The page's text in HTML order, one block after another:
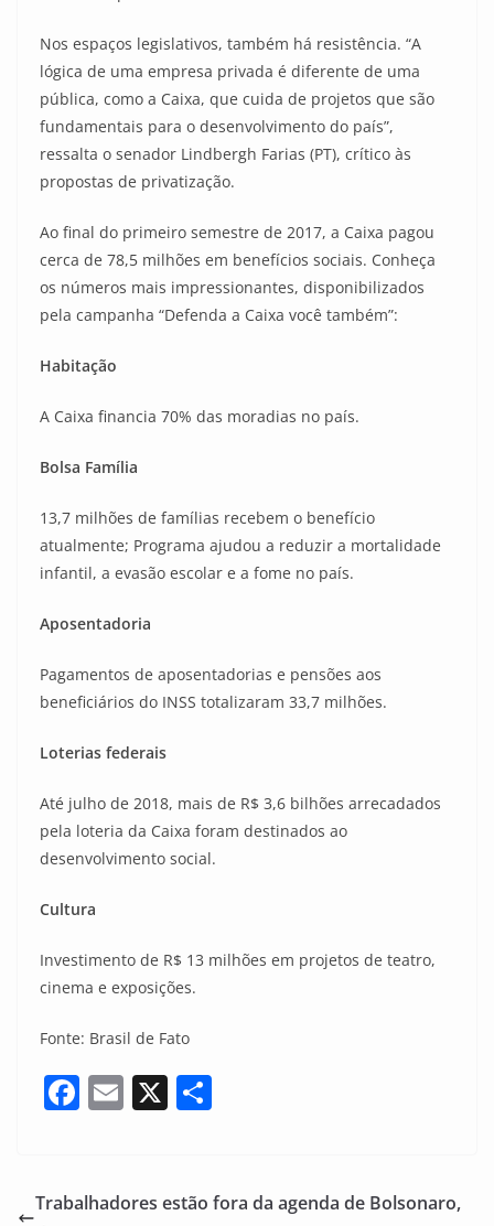
Nos espaços legislativos, também há resistência. “A
lógica de uma empresa privada é diferente de uma
pública, como a Caixa, que cuida de projetos que são
fundamentais para o desenvolvimento do país”,
ressalta o senador Lindbergh Farias (PT), crítico às
propostas de privatização.
Ao final do primeiro semestre de 2017, a Caixa pagou
cerca de 78,5 milhões em benefícios sociais. Conheça
os números mais impressionantes, disponibilizados
pela campanha “Defenda a Caixa você também”:
Habitação
A Caixa financia 70% das moradias no país.
Bolsa Família
13,7 milhões de famílias recebem o benefício
atualmente; Programa ajudou a reduzir a mortalidade
infantil, a evasão escolar e a fome no país.
Aposentadoria
Pagamentos de aposentadorias e pensões aos
beneficiários do INSS totalizaram 33,7 milhões.
Loterias federais
Até julho de 2018, mais de R$ 3,6 bilhões arrecadados
pela loteria da Caixa foram destinados ao
desenvolvimento social.
Cultura
Investimento de R$ 13 milhões em projetos de teatro,
cinema e exposições.
Fonte: Brasil de Fato
F
e
E
l
X
e
Trabalhadores estão fora da agenda de Bolsonaro,